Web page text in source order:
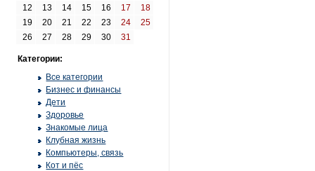
12
13 14 15 16 17
18
19
20 21 22 23 24
25
26
27 28 29 30 31
Категории:
Все категории
Бизнес и финансы
Дети
Здоровье
Знакомые лица
Клубная жизнь
Компьютеры, связь
Кот и пёс